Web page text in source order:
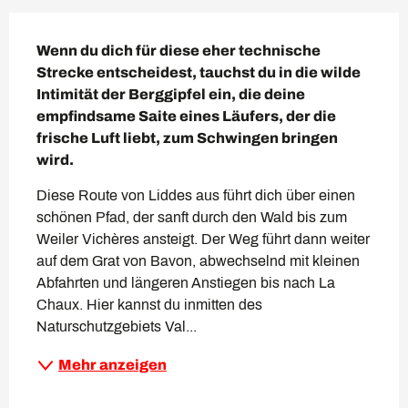
Wenn du dich für diese eher technische
Strecke entscheidest, tauchst du in die wilde
Intimität der Berggipfel ein, die deine
empfindsame Saite eines Läufers, der die
frische Luft liebt, zum Schwingen bringen
wird.
Diese Route von Liddes aus führt dich über einen
schönen Pfad, der sanft durch den Wald bis zum
Weiler Vichères ansteigt. Der Weg führt dann weiter
auf dem Grat von Bavon, abwechselnd mit kleinen
Abfahrten und längeren Anstiegen bis nach La
Chaux. Hier kannst du inmitten des
Naturschutzgebiets Val...
Mehr anzeigen